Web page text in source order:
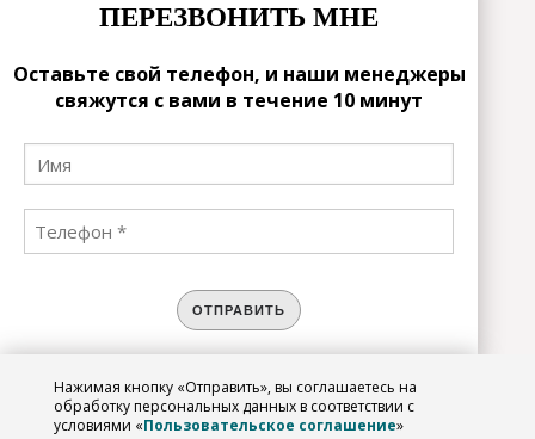
ПЕРЕЗВОНИТЬ МНЕ
Оставьте свой телефон, и наши менеджеры
свяжутся с вами в течение 10 минут
ОТПРАВИТЬ
Нажимая кнопку «Отправить», вы соглашаетесь на
обработку персональных данных в соответствии с
условиями «Пользовательское соглашение»
ЗАРЕГИСТРИРОВАТЬСЯ